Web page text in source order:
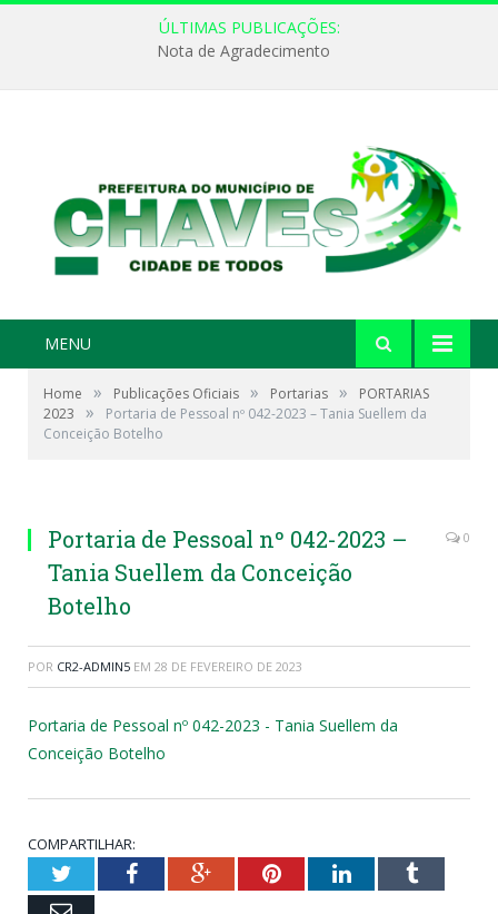
ÚLTIMAS PUBLICAÇÕES:
Nota de Agradecimento
MENU
Home » Publicações Oficiais » Portarias »
PORTARIAS
2023
»
Portaria de Pessoal nº 042-2023 – Tania Suellem da
Conceição Botelho
Portaria de Pessoal nº 042-2023 –
Tania Suellem da Conceição
Botelho
0
POR CR2-ADMIN5 EM 28 DE FEVEREIRO DE 2023
Portaria de Pessoal nº 042-2023 - Tania Suellem da
Conceição Botelho
COMPARTILHAR:
TwitterFacebookGoogle+PinterestLinkedInTumblr